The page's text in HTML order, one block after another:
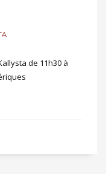
de 11h30 à